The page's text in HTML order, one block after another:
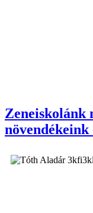
Zeneiskolánk
növendékeink